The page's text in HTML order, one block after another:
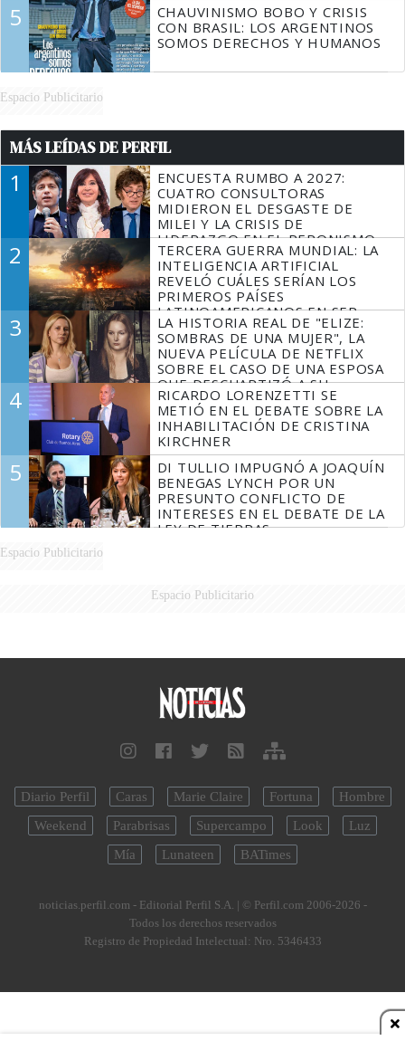
5
CHAUVINISMO BOBO Y CRISIS
CON BRASIL: LOS ARGENTINOS
SOMOS DERECHOS Y HUMANOS
Espacio Publicitario
MÁS LEÍDAS DE PERFIL
1
ENCUESTA RUMBO A 2027:
CUATRO CONSULTORAS
MIDIERON EL DESGASTE DE
MILEI Y LA CRISIS DE
LIDERAZGO EN EL PERONISMO
2
TERCERA GUERRA MUNDIAL: LA
INTELIGENCIA ARTIFICIAL
REVELÓ CUÁLES SERÍAN LOS
PRIMEROS PAÍSES
LATINOAMERICANOS EN SER
DERROTADOS
3
LA HISTORIA REAL DE "ELIZE:
SOMBRAS DE UNA MUJER", LA
NUEVA PELÍCULA DE NETFLIX
SOBRE EL CASO DE UNA ESPOSA
QUE DESCUARTIZÓ A SU
MARIDO
4
RICARDO LORENZETTI SE
METIÓ EN EL DEBATE SOBRE LA
INHABILITACIÓN DE CRISTINA
KIRCHNER
5
DI TULLIO IMPUGNÓ A JOAQUÍN
BENEGAS LYNCH POR UN
PRESUNTO CONFLICTO DE
INTERESES EN EL DEBATE DE LA
LEY DE TIERRAS
Espacio Publicitario
Espacio Publicitario
Diario Perfil Caras Marie Claire Fortuna
Hombre
Weekend
Parabrisas Supercampo Look
Luz
Mía
Lunateen BATimes
noticias.perfil.com - Editorial Perfil S.A. | © Perfil.com 2006-2026 -
Todos los derechos reservados
Registro de Propiedad Intelectual: Nro. 5346433